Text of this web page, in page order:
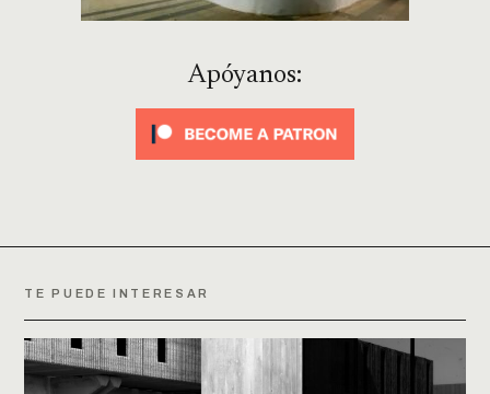
Apóyanos:
TE PUEDE INTERESAR